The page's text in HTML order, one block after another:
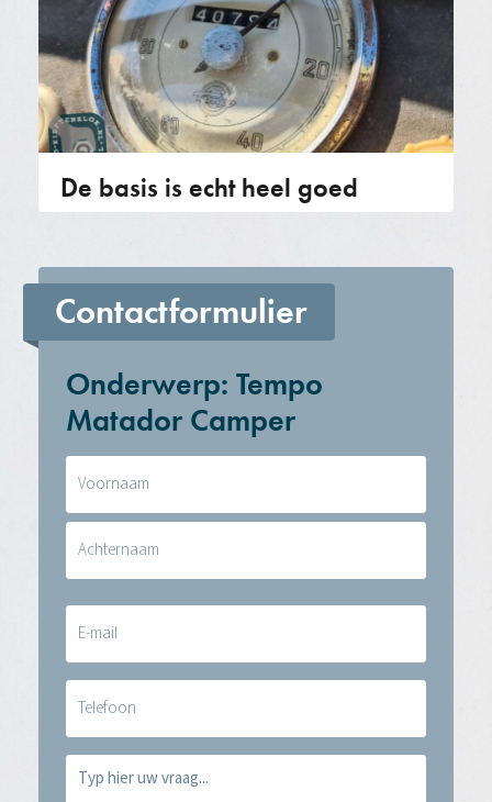
De basis is echt heel goed
Contactformulier
Onderwerp: Tempo
Matador Camper
(Vereist)
E-
mail
Telefoon
Vraag
(Vereist)